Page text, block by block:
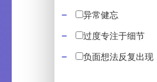
异常健忘
过度专注于细节
负面想法反复出现